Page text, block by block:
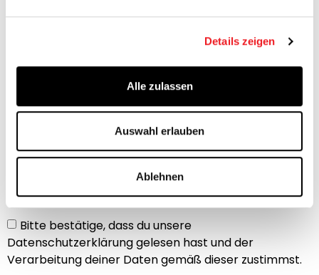
Details zeigen
Alle zulassen
Auswahl erlauben
Ablehnen
E-Mail
Sponsoring Paket
Bitte bestätige, dass du unsere
Datenschutzerklärung gelesen hast und der
Verarbeitung deiner Daten gemäß dieser zustimmst.